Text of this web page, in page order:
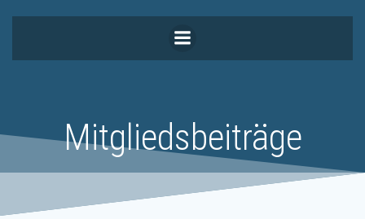
Inhalt
Mitgliedsbeiträge